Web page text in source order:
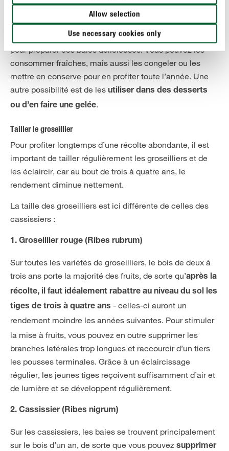
Allow selection
Use necessary cookies only
Pour récolter les fruits, récupérez de préférencela
grappe entièreà la main. Vous pouvez aussi utiliser un
sécateur aiguisé. Différentes possibilités s’offrent à vous
pour préparer ces baies délicieuses. Vous pouvez les
consommer fraîches, mais aussi les congeler ou les
mettre en conserve pour en profiter toute l’année. Une
autre possibilité est de les utiliser dans des desserts
ou d’en faire une gelée.
Tailler le groseillier
Pour profiter longtemps d’une récolte abondante, il est
important de tailler régulièrement les groseilliers et de
les éclaircir, car au bout de trois à quatre ans, le
rendement diminue nettement.
La taille des groseilliers est ici différente de celles des
cassissiers :
1. Groseillier rouge (Ribes rubrum)
Sur toutes les variétés de groseilliers, le bois de deux à
trois ans porte la majorité des fruits, de sorte qu’après la
récolte, il faut idéalement rabattre au niveau du sol les
tiges de trois à quatre ans - celles-ci auront un
rendement moindre les années suivantes. Pour stimuler
la mise à fruits, vous pouvez en outre supprimer les
branches latérales trop longues et raccourcir d’un tiers
les pousses terminales. Grâce à un éclaircissage
régulier, les jeunes tiges reçoivent suffisamment d’air et
de lumière et se développent régulièrement.
2. Cassissier (Ribes nigrum)
Sur les cassissiers, les baies se trouvent principalement
sur le bois d’un an, de sorte que vous pouvez supprimer